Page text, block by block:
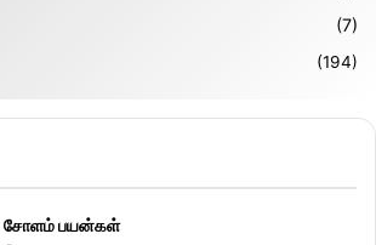
(7)
(194)
சோளம் பயன்கள்